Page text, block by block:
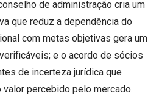
de administração cria um
que reduz a dependência do
com metas objetivas gera um
e o acordo de sócios
de incerteza jurídica que
percebido pelo mercado.